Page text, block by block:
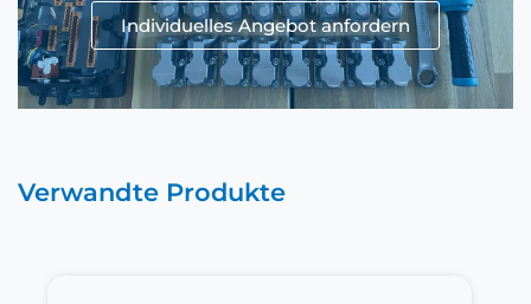
Individuelles Angebot anfordern
Verwandte Produkte